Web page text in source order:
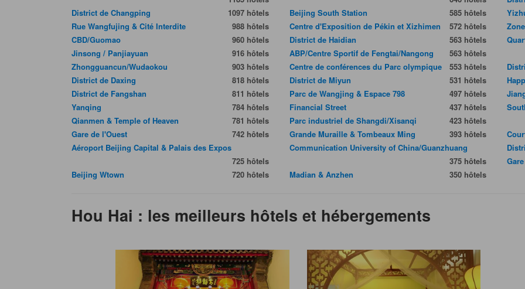
District de Changping
1097 hôtels
Rue Wangfujing & Cité Interdite
988 hôtels
CBD/Guomao
960 hôtels
Jinsong / Panjiayuan
916 hôtels
Zhongguancun/Wudaokou
903 hôtels
District de Daxing
818 hôtels
District de Fangshan
811 hôtels
Yanqing
784 hôtels
Qianmen & Temple of Heaven
781 hôtels
Gare de l'Ouest
742 hôtels
Aéroport Beijing Capital & Palais des Expos
725 hôtels
Beijing Wtown
720 hôtels
Beijing South Station
585 hôtels
Centre d'Exposition de Pékin et Xizhimen
572 hôtels
District de Haidian
563 hôtels
ABP/Centre Sportif de Fengtai/Nangong
563 hôtels
Centre de conférences du Parc olympique
553 hôtels
District de Miyun
531 hôtels
Parc de Wangjing & Espace 798
497 hôtels
Financial Street
437 hôtels
Parc industriel de Shangdi/Xisanqi
423 hôtels
Grande Muraille & Tombeaux Ming
393 hôtels
Communication University of China/Guanzhuang
375 hôtels
Madian & Anzhen
350 hôtels
Hou Hai : les meilleurs hôtels et hébergements